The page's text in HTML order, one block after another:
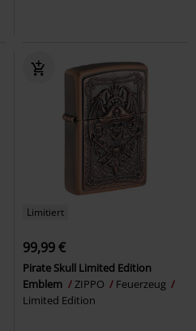
Limitiert
99,99 €
Pirate Skull Limited Edition
Emblem
ZIPPO
Feuerzeug
Limited Edition